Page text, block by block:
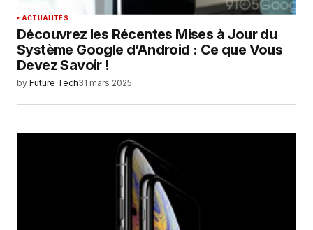
ACTUALITÉS
Découvrez les Récentes Mises à Jour du
Système Google d’Android : Ce que Vous
Devez Savoir !
by Future Tech31 mars 2025